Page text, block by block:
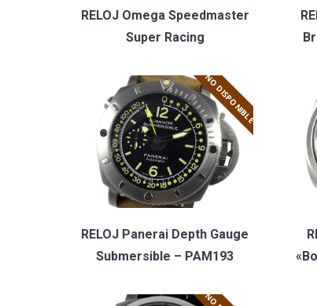
RELOJ Omega Speedmaster
Super Racing
NO DISPONIBLE
RELOJ Panerai Depth Gauge
Submersible – PAM193